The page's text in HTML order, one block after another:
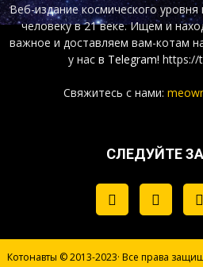
Веб-издание космического
человеку в 21 веке. Ищем и
важное и доставляем вам-котам
у нас в Telegram! https://
Свяжитесь с нами:
СЛЕДУЙТЕ
Котонавты © 2013-2023· Все права